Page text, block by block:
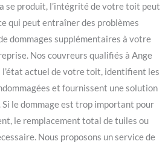
se produit, l’intégrité de votre toit peut
qui peut entraîner des problèmes
dommages supplémentaires à votre
Nos couvreurs qualifiés à Ange
actuel de votre toit, identifient les
et fournissent une solution
le dommage est trop important pour
le remplacement total de tuiles ou
Nous proposons un service de